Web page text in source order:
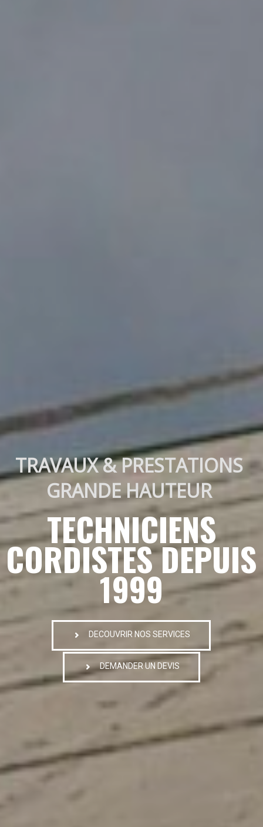
TRAVAUX & PRESTATIONS
GRANDE HAUTEUR
TECHNICIENS
CORDISTES DEPUIS
1999
DECOUVRIR NOS SERVICES
DEMANDER UN DEVIS